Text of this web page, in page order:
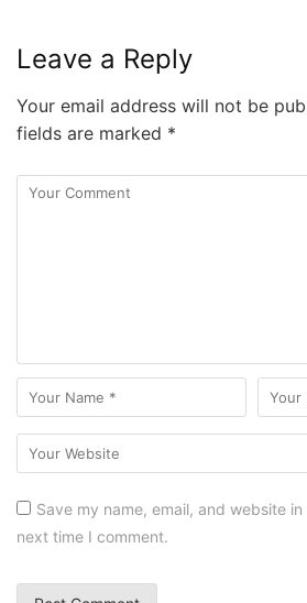
Leave a Reply
Your email address will not be
fields are marked *
Save my name, email, and website
next time I comment.